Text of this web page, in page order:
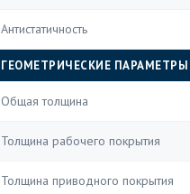
Антистатичность
ГЕОМЕТРИЧЕСКИЕ ПАРАМЕТРЫ
Общая толщина
Толщина рабочего покрытия
Толщина приводного покрытия